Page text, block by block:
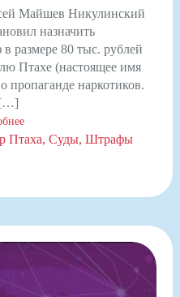
Майшев Никулинский
назначить
размере 80 тыс. рублей
Птахе (настоящее имя
наркотиков.
Птаха Суды Штрафы